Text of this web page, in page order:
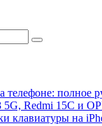
телефоне: полное
Redmi 15C и
клавиатуры на